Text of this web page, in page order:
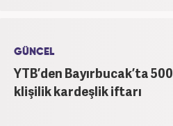
GÜNCEL
YTB’den Bayırbucak’ta 500
klişilik kardeşlik iftarı